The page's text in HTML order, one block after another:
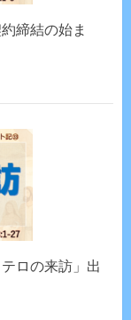
締結の始ま
ロの来訪」出